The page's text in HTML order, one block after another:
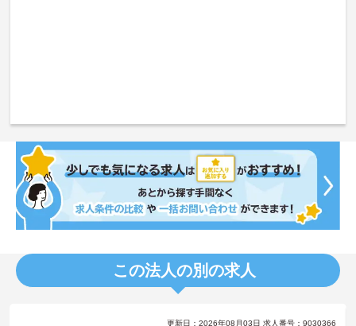
この法人の別の求人
更新日：2026年08月03日 求人番号：9030366